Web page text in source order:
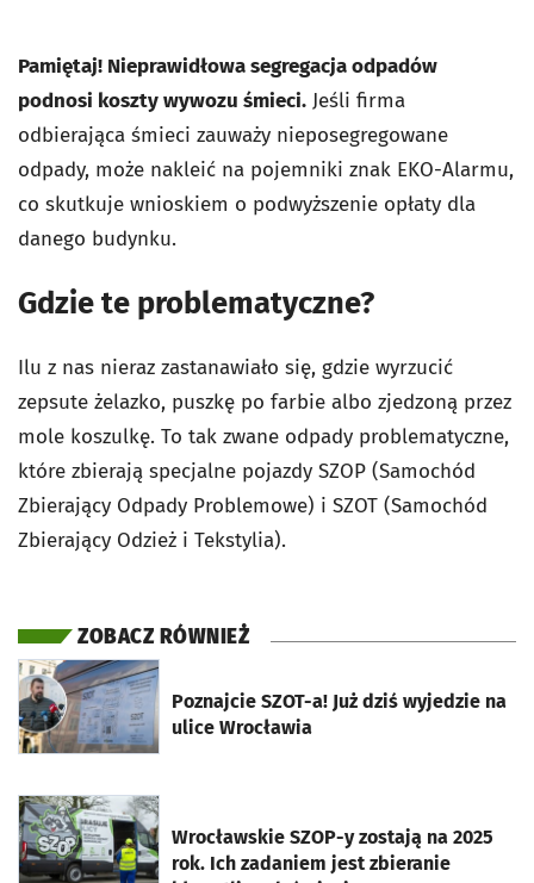
Pamiętaj! Nieprawidłowa segregacja odpadów
podnosi koszty wywozu śmieci. Jeśli firma
odbierająca śmieci zauważy nieposegregowane
odpady, może nakleić na pojemniki znak EKO-Alarmu,
co skutkuje wnioskiem o podwyższenie opłaty dla
danego budynku.
Gdzie te problematyczne?
Ilu z nas nieraz zastanawiało się, gdzie wyrzucić
zepsute żelazko, puszkę po farbie albo zjedzoną przez
mole koszulkę. To tak zwane odpady problematyczne,
które zbierają specjalne pojazdy SZOP (Samochód
Zbierający Odpady Problemowe) i SZOT (Samochód
Zbierający Odzież i Tekstylia).
ZOBACZ RÓWNIEŻ
Poznajcie SZOT-a! Już dziś wyjedzie na
ulice Wrocławia
otworzy się w nowej karcie
Wrocławskie SZOP-y zostają na 2025
rok. Ich zadaniem jest zbieranie
otworzy się w nowej karcie